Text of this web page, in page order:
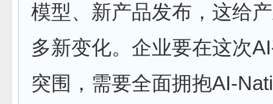
模型、新产品发布，这给
多新变化。企业要在这次
突围，需要全面拥抱AI-